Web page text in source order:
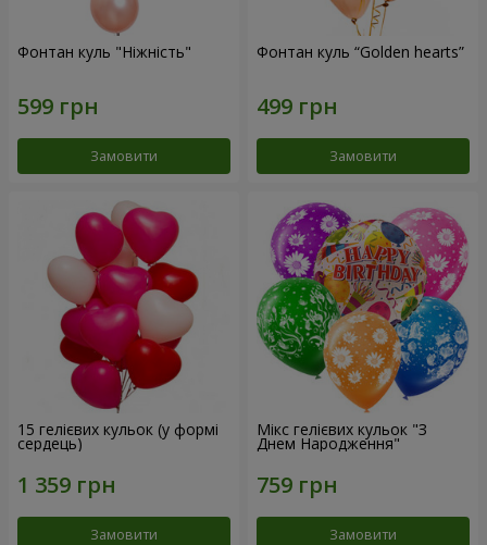
Фонтан куль "Ніжність"
Замовити
Фонтан куль “Golden hearts”
Замовити
15 гелієвих кульок (у формі
сердець)
Замовити
Мікс гелієвих кульок "З
Днем Народження"
Замовити